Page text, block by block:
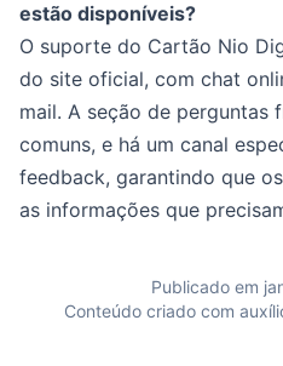
estão disponíveis?
O suporte do Cartão Nio
do site oficial, com chat
mail. A seção de perguntas
comuns, e há um canal
feedback, garantindo que
as informações que
Publicado em
Conteúdo criado com